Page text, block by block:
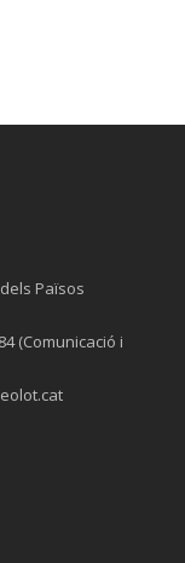
Països
(Comunicació i